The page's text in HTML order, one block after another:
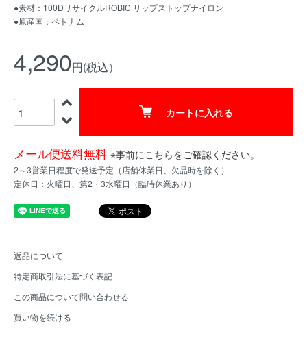
●素材：100DリサイクルROBIC リップストップナイロン
●原産国：ベトナム
4,290円(税込）
カートに入れる
メール便送料無料 ※事前にこちらをご確認ください。
2～3営業日程度で発送予定（店舗休業日、欠品時を除く）
定休日：火曜日、第2・3水曜日（臨時休業あり）
返品について
特定商取引法に基づく表記
この商品について問い合わせる
買い物を続ける